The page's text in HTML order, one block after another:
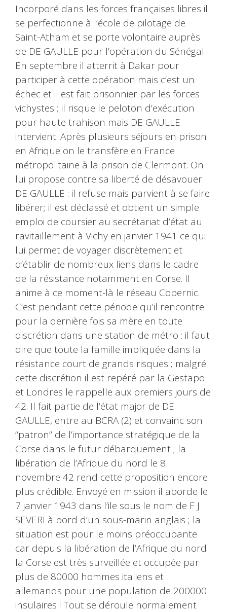
Incorporé dans les forces françaises libres il
se perfectionne à l’école de pilotage de
Saint-Atham et se porte volontaire auprès
de DE GAULLE pour l’opération du Sénégal.
En septembre il atterrit à Dakar pour
participer à cette opération mais c’est un
échec et il est fait prisonnier par les forces
vichystes ; il risque le peloton d’exécution
pour haute trahison mais DE GAULLE
intervient. Après plusieurs séjours en prison
en Afrique on le transfère en France
métropolitaine à la prison de Clermont. On
lui propose contre sa liberté de désavouer
DE GAULLE : il refuse mais parvient à se faire
libérer; il est déclassé et obtient un simple
emploi de coursier au secrétariat d’état au
ravitaillement à Vichy en janvier 1941 ce qui
lui permet de voyager discrètement et
d’établir de nombreux liens dans le cadre
de la résistance notamment en Corse. Il
anime à ce moment-là le réseau Copernic.
C’est pendant cette période qu’il rencontre
pour la dernière fois sa mère en toute
discrétion dans une station de métro : il faut
dire que toute la famille impliquée dans la
résistance court de grands risques ; malgré
cette discrétion il est repéré par la Gestapo
et Londres le rappelle aux premiers jours de
42. Il fait partie de l’état major de DE
GAULLE, entre au BCRA (2) et convainc son
“patron” de l’importance stratégique de la
Corse dans le futur débarquement ; la
libération de l’Afrique du nord le 8
novembre 42 rend cette proposition encore
plus crédible. Envoyé en mission il aborde le
7 janvier 1943 dans l’ile sous le nom de F J
SEVERI à bord d’un sous-marin anglais ; la
situation est pour le moins préoccupante
car depuis la libération de l’Afrique du nord
la Corse est très surveillée et occupée par
plus de 80000 hommes italiens et
allemands pour une population de 200000
insulaires ! Tout se déroule normalement